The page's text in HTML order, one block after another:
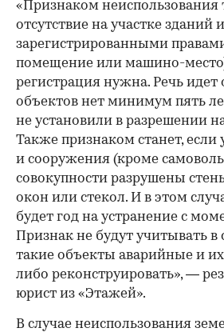
«Признаком неиспользования
отсутствие на участке зданий
зарегистрированными
помещение или машино-
регистрация нужна. Речь идет
объектов нет минимум пять
не установили в разрешении
Также признаком станет, если
и сооружения (кроме
совокупности разрушены
окон или стекол. И в этом
будет год на устранение с
Признак не будут учитывать в
такие объекты аварийные и
либо реконструировать», —
юрист из «Этажей».
В случае неиспользования